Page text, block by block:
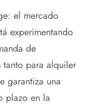
el mercado
experimentando
de
tanto para alquiler
garantiza una
plazo en la